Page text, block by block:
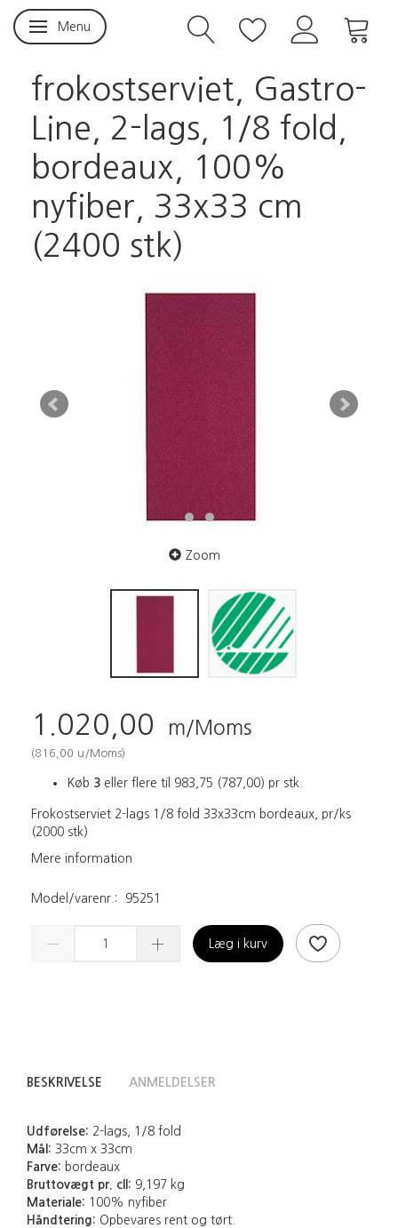
Skifte navigation
Menu
frokostserviet, Gastro-
Line, 2-lags, 1/8 fold,
bordeaux, 100%
nyfiber, 33x33 cm
(2400 stk)
Zoom
1.020,00 m/Moms
(816,00 u/Moms)
Køb 3 eller flere til 983,75 (787,00) pr stk.
Frokostserviet 2-lags 1/8 fold 33x33cm bordeaux, pr/ks
(2000 stk)
Mere information
Model/varenr.: 95251
Læg i kurv
BESKRIVELSE ANMELDELSER
Udførelse: 2-lags, 1/8 fold
Mål: 33cm x 33cm
Farve: bordeaux
Bruttovægt pr. cll: 9,197 kg
Materiale: 100% nyfiber
Håndtering: Opbevares rent og tørt.